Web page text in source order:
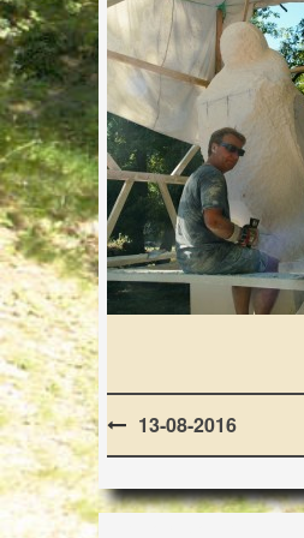
Post
navigation
13-08-2016